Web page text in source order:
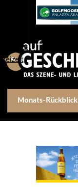
Lifestyle
Freizeit
Monats-Rückblick